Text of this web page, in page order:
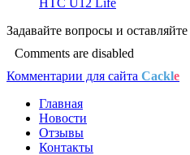
Задавайте вопросы и оставляйте
Comments are disabled
Комментарии для сайта Cackle
Главная
Новости
Отзывы
Контакты